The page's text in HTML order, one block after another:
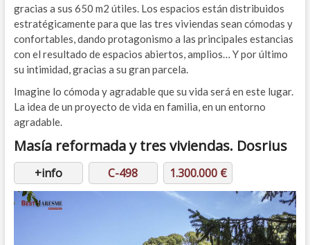
gracias a sus 650 m2 útiles. Los espacios están distribuidos
estratégicamente para que las tres viviendas sean cómodas y
confortables, dando protagonismo a las principales estancias
con el resultado de espacios abiertos, amplios… Y por último
su intimidad, gracias a su gran parcela.
Imagine lo cómoda y agradable que su vida será en este lugar.
La idea de un proyecto de vida en familia, en un entorno
agradable.
Masía reformada y tres viviendas. Dosrius
+info C-498 1.300.000 €